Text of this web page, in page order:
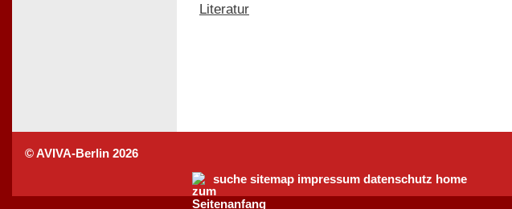
Literatur
© AVIVA-Berlin 2026
suche sitemap impressum datenschutz home